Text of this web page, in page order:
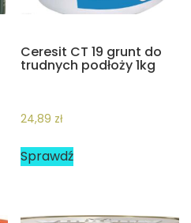
Ceresit CT 19 grunt do
trudnych podłoży 1kg
24,89 zł
Sprawdź